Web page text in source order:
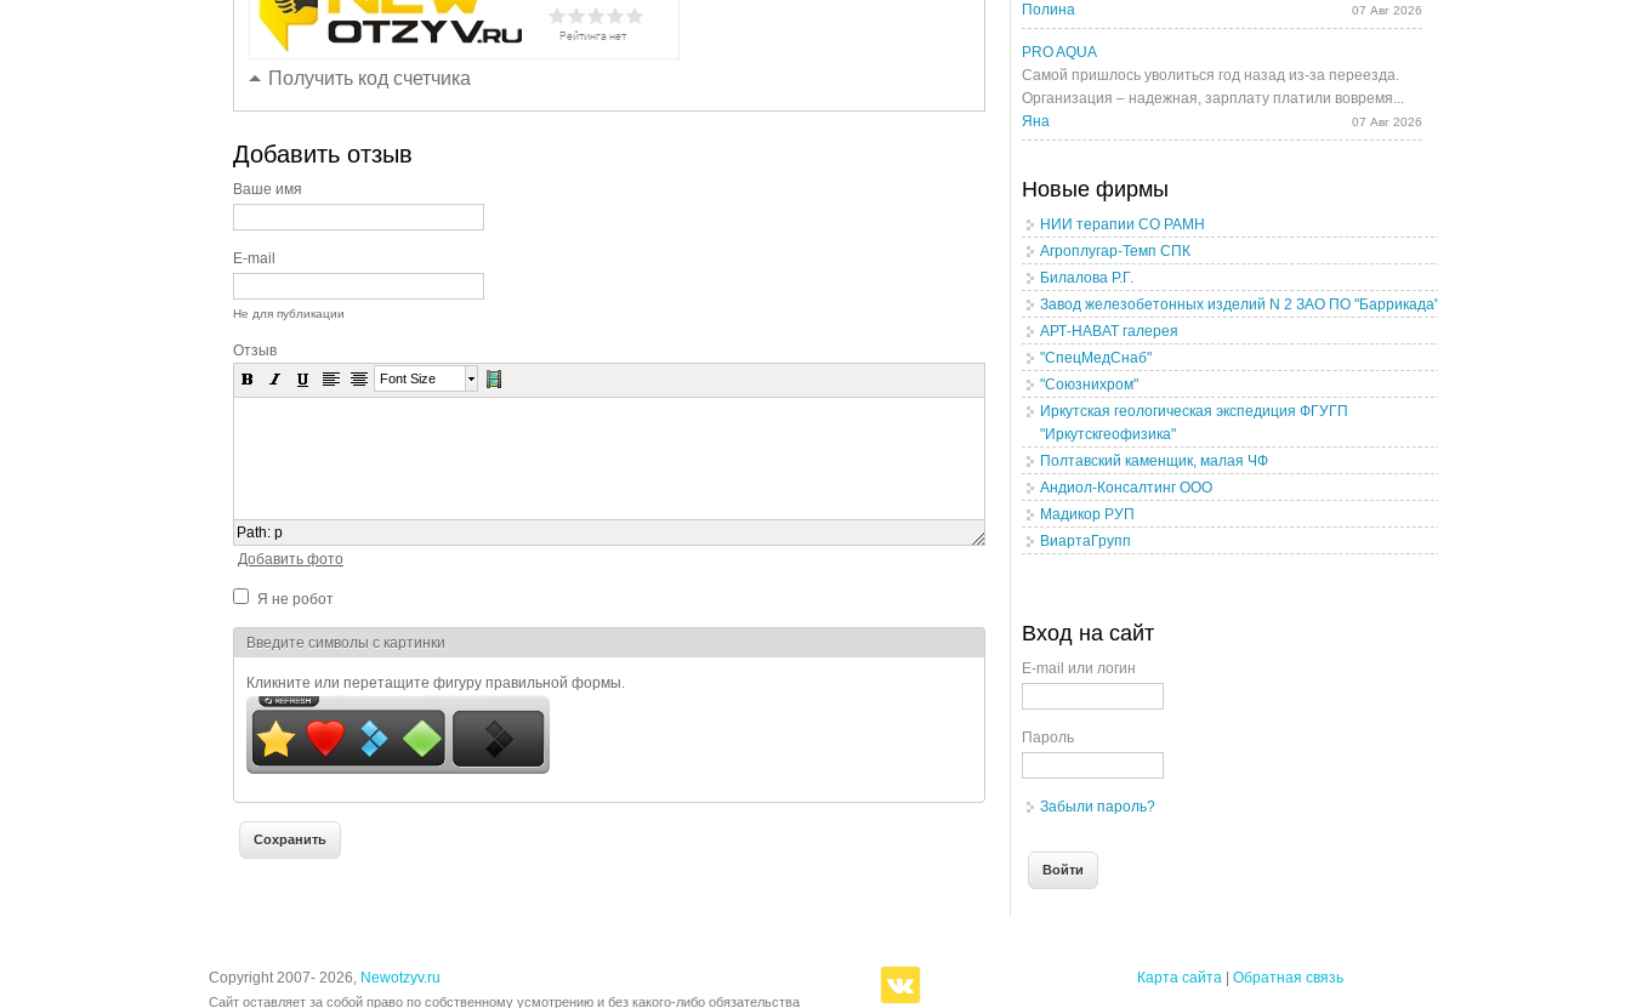
Получить код счетчика
Добавить отзыв
Ваше имя
E-mail
Не для публикации
Отзыв
Font Size
Path: p
Добавить фото
Я не робот
Я спамер
Введите символы с картинки
Кликните или перетащите фигуру правильной формы.
Полина
07 Авг 2026
PRO AQUA
Самой пришлось уволиться год назад из-за переезда.
Организация – надежная, зарплату платили вовремя...
Яна
07 Авг 2026
Новые фирмы
НИИ терапии СО РАМН
Агроплугар-Темп СПК
Билалова Р.Г.
Завод железобетонных изделий N 2 ЗАО ПО "Баррикада"
АРТ-НАВАТ галерея
"СпецМедСнаб"
"Союзнихром"
Иркутская геологическая экспедиция ФГУГП
"Иркутскгеофизика"
Полтавский каменщик, малая ЧФ
Андиол-Консалтинг ООО
Мадикор РУП
ВиартаГрупп
Вход на сайт
E-mail или логин
Пароль
Забыли пароль?
Карта сайта | Обратная связь
Copyright 2007- 2026, Newotzyv.ru
Сайт оставляет за собой право по собственному усмотрению и без какого-либо обязательства